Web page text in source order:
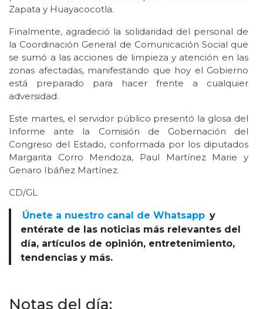
Zapata y Huayacocotla.
Finalmente, agradeció la solidaridad del personal de
la Coordinación General de Comunicación Social que
se sumó a las acciones de limpieza y atención en las
zonas afectadas, manifestando que hoy el Gobierno
está preparado para hacer frente a cualquier
adversidad.
Este martes, el servidor público presentó la glosa del
Informe ante la Comisión de Gobernación del
Congreso del Estado, conformada por los diputados
Margarita Corro Mendoza, Paul Martínez Marie y
Genaro Ibáñez Martínez.
CD/GL
Únete a nuestro canal de Whatsapp y
entérate de las noticias más relevantes del
día, artículos de opinión, entretenimiento,
tendencias y más.
Notas del día: